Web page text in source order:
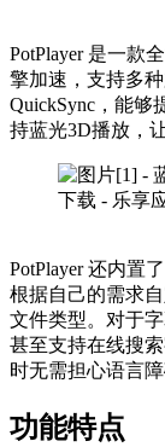
PotPlayer 是一款
擎加速，支持多
QuickSync，能够
持蓝光3D播放，
PotPlayer 还内置
根据自己的需求
文件类型。对于
甚至支持在线搜
时无需担心语言障
功能特点